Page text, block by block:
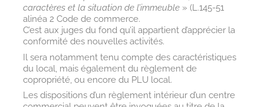
caractères et la situation de l’immeuble» (L.145-51
alinéa 2 Code de commerce.
C’est aux juges du fond qu’il appartient d’apprécier la
conformité des nouvelles activités.
Il sera notamment tenu compte des caractéristiques
du local, mais également du règlement de
copropriété, ou encore du PLU local.
Les dispositions d’un règlement intérieur d’un centre